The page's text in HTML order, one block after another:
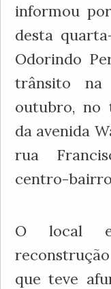
informou
desta
Odorindo
trânsito na
outubro, no
da avenida
rua
centro-
O local
que teve